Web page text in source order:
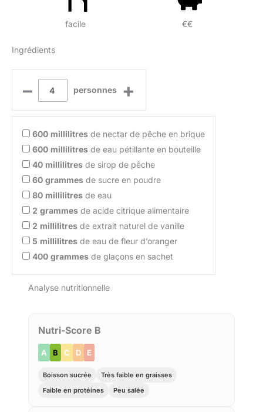
facile €€
Ingrédients
– personnes +
600 millilitres de nectar de pêche en brique
600 millilitres de eau pétillante en bouteille
40 millilitres de sirop de pêche
60 grammes de sucre en poudre
80 millilitres de eau
2 grammes de acide citrique alimentaire
2 millilitres de extrait naturel de vanille
5 millilitres de eau de fleur d’oranger
400 grammes de glaçons en sachet
Analyse nutritionnelle
Nutri-Score B
A B C D E
Boisson sucrée
Très faible en graisses
Faible en protéines
Peu salée